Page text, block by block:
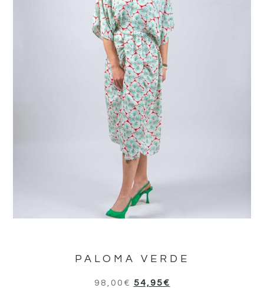
PALOMA VERDE
98,00 € 54,95€